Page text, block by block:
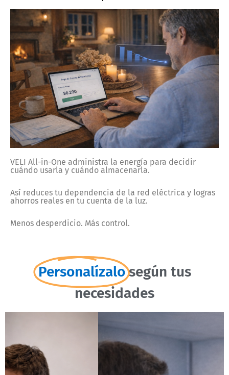
VELI All-in-One administra la energía para decidir
cuándo usarla y cuándo almacenarla.
Así reduces tu dependencia de la red eléctrica y logras
ahorros reales en tu cuenta de la luz.
Menos desperdicio. Más control.
Personalízalo según tus
necesidades